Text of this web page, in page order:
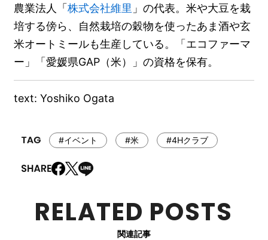
農業法人「株式会社維里 」の代表。米や大豆を栽
培する傍ら、自然栽培の穀物を使ったあま酒や玄
米オートミールも生産している。「エコファーマ
ー」「愛媛県GAP（米）」の資格を保有。
text: Yoshiko Ogata
#イベント #米 #4Hクラブ
RELATED POSTS
関連記事